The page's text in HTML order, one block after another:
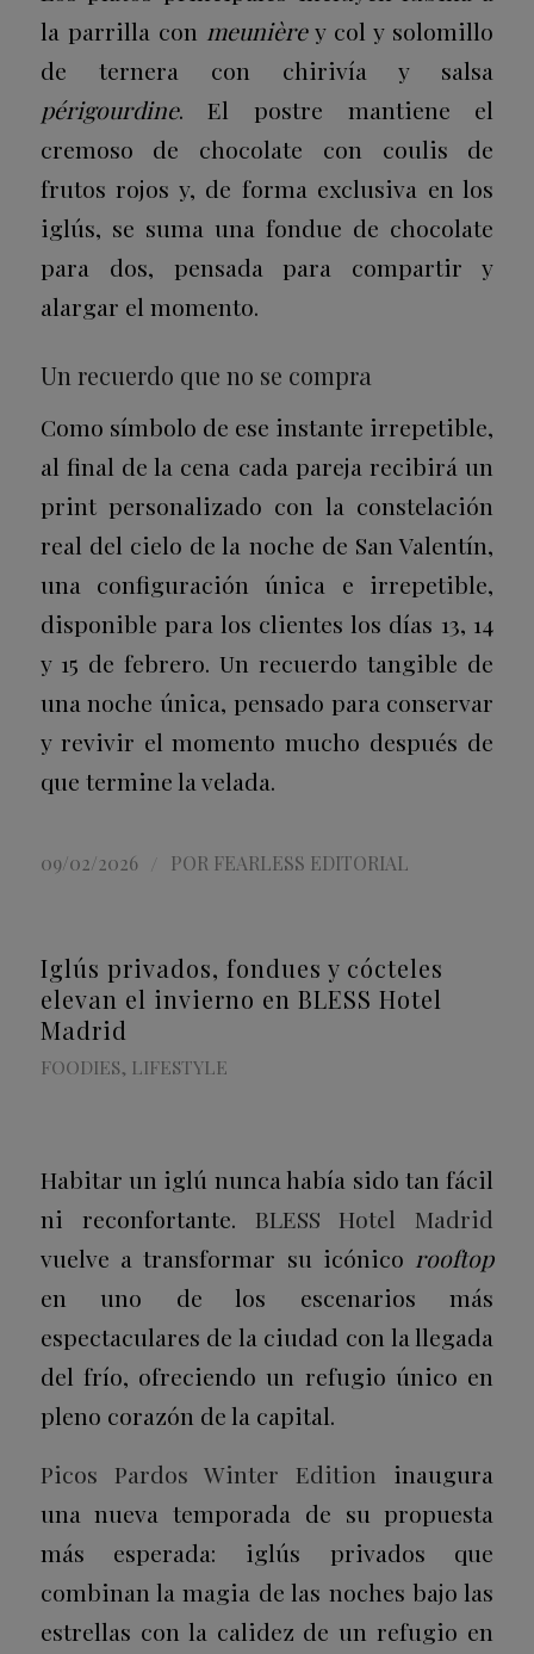
la parrilla con meunièrey col y solomillo
de ternera con chirivía y salsa
périgourdine. El postre mantiene el
cremoso de chocolate con coulis de
frutos rojos y, de forma exclusiva en los
iglús, se suma una fondue de chocolate
para dos, pensada para compartir y
alargar el momento.
Un recuerdo que no se compra
Como símbolo de ese instante irrepetible,
al final de la cena cada pareja recibirá un
print personalizado con la constelación
real del cielo de la noche de San Valentín,
una configuración única e irrepetible,
disponible para los clientes los días 13, 14
y 15 de febrero. Un recuerdo tangible de
una noche única, pensado para conservar
y revivir el momento mucho después de
que termine la velada.
09/02/2026 POR FEARLESS EDITORIAL
Iglús privados, fondues y cócteles
elevan el invierno en BLESS Hotel
Madrid
FOODIES, LIFESTYLE
Habitar un iglú nunca había sido tan fácil
ni reconfortante. BLESS Hotel Madrid
vuelve a transformar su icónico rooftop
en uno de los escenarios más
espectaculares de la ciudad con la llegada
del frío, ofreciendo un refugio único en
pleno corazón de la capital.
Picos Pardos Winter Edition inaugura
una nueva temporada de su propuesta
más esperada: iglús privados que
combinan la magia de las noches bajo las
estrellas con la calidez de un refugio en